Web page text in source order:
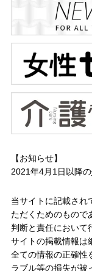
【お知らせ】
2021年4月1日以降の
当サイトに記載され
ただくためのもので
判断と責任において
サイトの掲載情報は
全ての情報の正確性
ラブル等の損失が被